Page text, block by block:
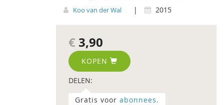
Koo van der Wal | 2015
€ 3,90
KOPEN
DELEN:
Gratis voor abonnees.